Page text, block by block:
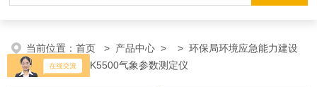
当前位置：首页 > 产品中心 > >环保局环境应急能力建设
物资装备> NK5500气象参数测定仪